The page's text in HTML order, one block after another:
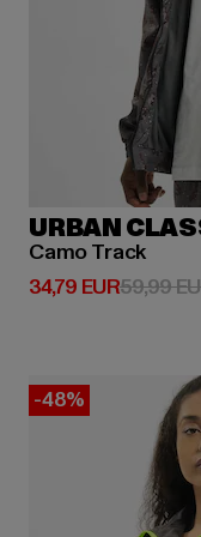
URBAN
Camo Track
34,79 EUR
Derzeitiger Preis:
59,99
-48%